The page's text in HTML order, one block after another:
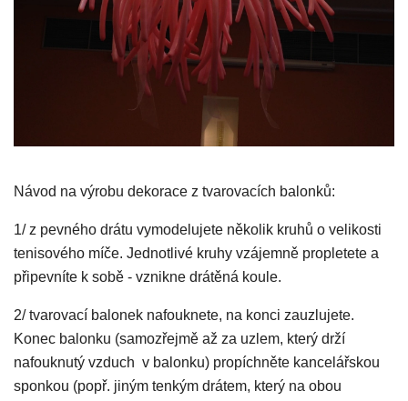
Návod na výrobu dekorace z tvarovacích balonků:
1/ z pevného drátu vymodelujete několik kruhů o velikosti
tenisového míče. Jednotlivé kruhy vzájemně propletete a
připevníte k sobě - vznikne drátěná koule.
2/ tvarovací balonek nafouknete, na konci zauzlujete.
Konec balonku (samozřejmě až za uzlem, který drží
nafouknutý vzduch v balonku) propíchněte kancelářskou
sponkou (popř. jiným tenkým drátem, který na obou